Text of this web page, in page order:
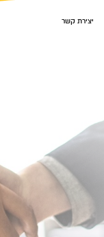
יצירת קשר